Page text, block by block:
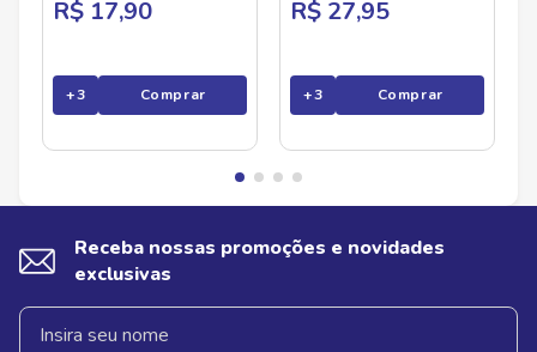
R$ 17,90
+3 Comprar
R$ 27,95
+3 Comprar
Receba nossas promoções e novidades
exclusivas